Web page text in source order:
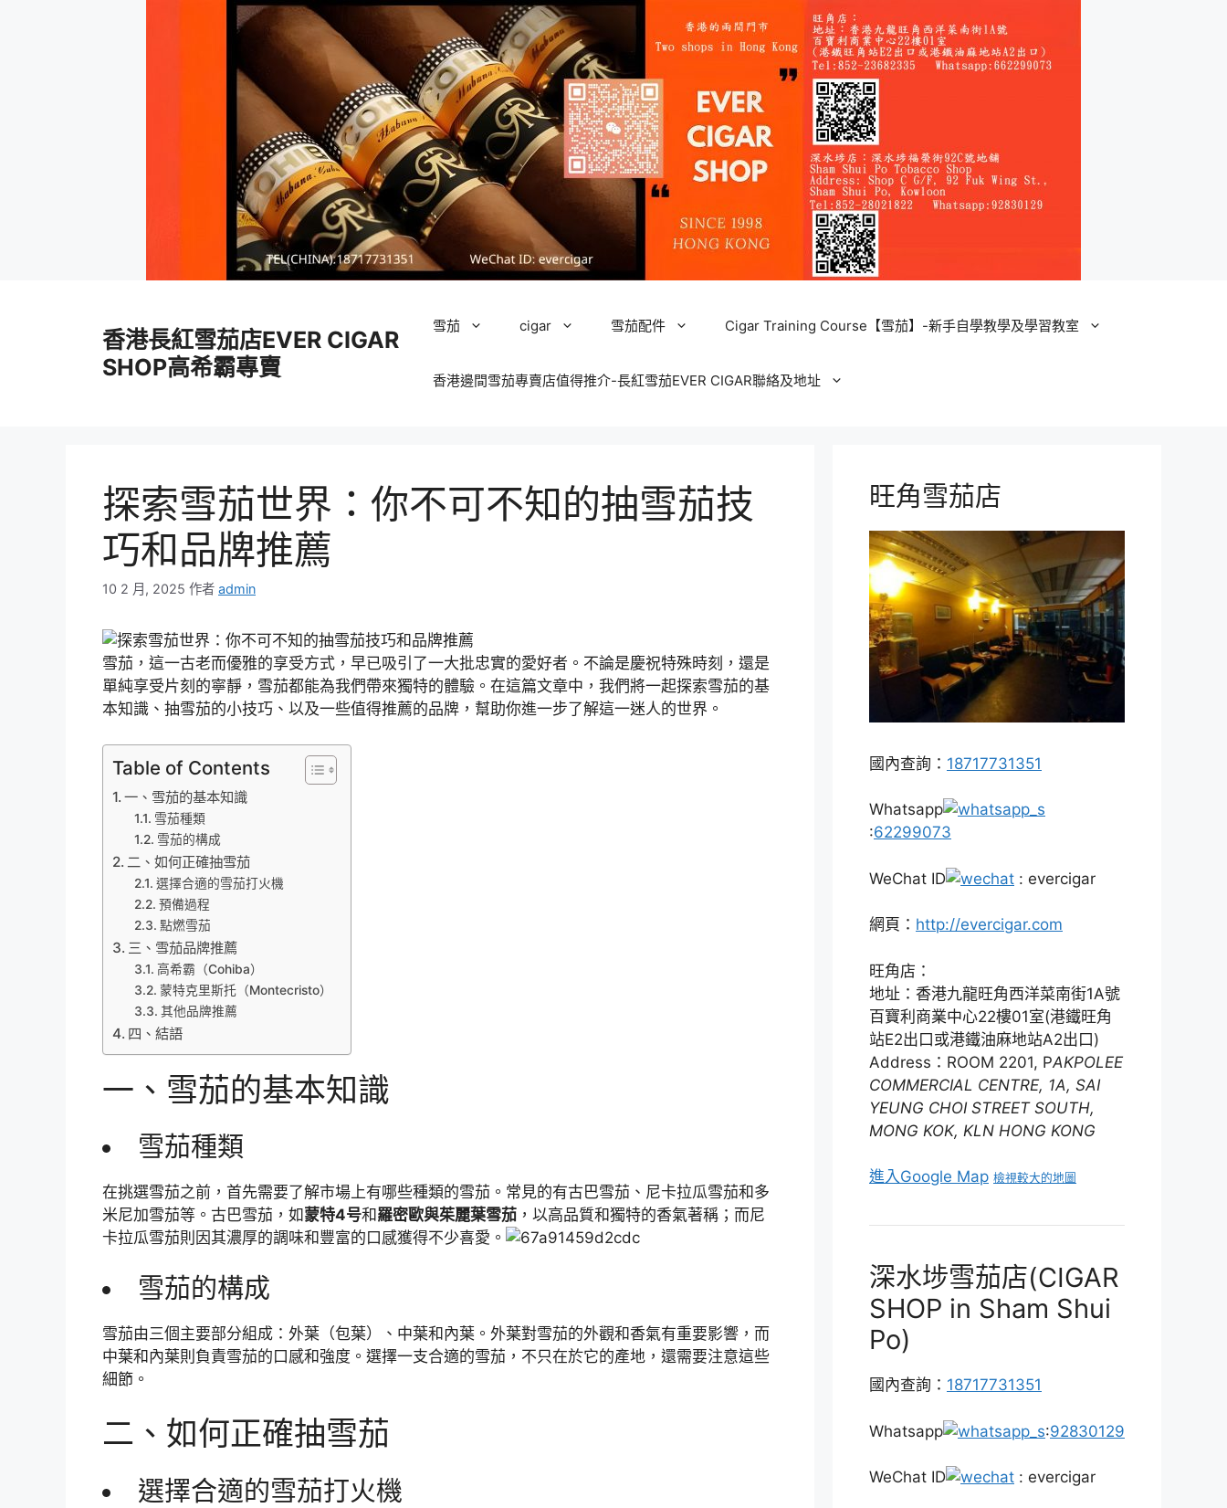
香港長紅雪茄店EVER CIGAR
SHOP高希霸專賣
雪茄 cigar 雪茄配件 Cigar Training Course【雪茄】-新手自學教學及學習教室
香港邊間雪茄專賣店值得推介-長紅雪茄EVER CIGAR聯絡及地址
探索雪茄世界：你不可不知的抽雪茄技
巧和品牌推薦
10 2 月, 2025 作者 admin
雪茄，這一古老而優雅的享受方式，早已吸引了一大批忠實的愛好者。不論是慶祝特殊時刻，還是
單純享受片刻的寧靜，雪茄都能為我們帶來獨特的體驗。在這篇文章中，我們將一起探索雪茄的基
本知識、抽雪茄的小技巧、以及一些值得推薦的品牌，幫助你進一步了解這一迷人的世界。
Table of Contents
一、雪茄的基本知識
雪茄種類
雪茄的構成
二、如何正確抽雪茄
選擇合適的雪茄打火機
預備過程
點燃雪茄
三、雪茄品牌推薦
高希霸（Cohiba）
蒙特克里斯托（Montecristo）
其他品牌推薦
四、結語
一、雪茄的基本知識
雪茄種類
在挑選雪茄之前，首先需要了解市場上有哪些種類的雪茄。常見的有古巴雪茄、尼卡拉瓜雪茄和多
米尼加雪茄等。古巴雪茄，如 蒙特4号和 羅密歐與茱麗葉雪茄 ，以高品質和獨特的香氣著稱；而尼
卡拉瓜雪茄則因其濃厚的調味和豐富的口感獲得不少喜愛。
雪茄的構成
雪茄由三個主要部分組成：外葉（包葉）、中葉和內葉。外葉對雪茄的外觀和香氣有重要影響，而
中葉和內葉則負責雪茄的口感和強度。選擇一支合適的雪茄，不只在於它的產地，還需要注意這些
細節。
二、如何正確抽雪茄
選擇合適的雪茄打火機
旺角雪茄店
國內查詢： 18717731351
Whatsapp
:62299073
WeChat ID : evercigar
網頁： http://evercigar.com
旺角店：
地址：香港九龍旺角西洋菜南街1A號
百寶利商業中心22樓01室(港鐵旺角
站E2出口或港鐵油麻地站A2出口)
Address：ROOM 2201, PAKPOLEE
COMMERCIAL CENTRE, 1A, SAI
YEUNG CHOI STREET SOUTH,
MONG KOK, KLN HONG KONG
進入Google Map 檢視較大的地圖
深水埗雪茄店(CIGAR
SHOP in Sham Shui
Po)
國內查詢： 18717731351
Whatsapp :92830129
WeChat ID : evercigar